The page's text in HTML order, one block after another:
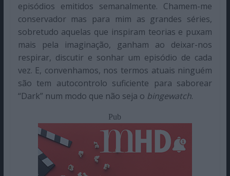
episódios emitidos semanalmente. Chamem-me
conservador mas para mim as grandes séries,
sobretudo aquelas que inspiram teorias e puxam
mais pela imaginação, ganham ao deixar-nos
respirar, discutir e sonhar um episódio de cada
vez. E, convenhamos, nos termos atuais ninguém
são tem autocontrolo suficiente para saborear
“Dark” num modo que não seja o bingewatch.
Pub